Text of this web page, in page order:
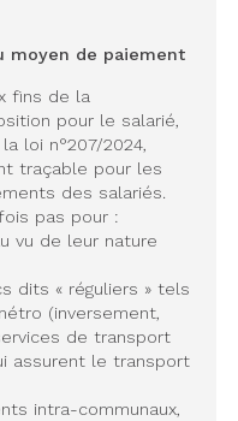
moyen de paiement
fins de la
pour le salarié,
loi n°207/2024,
traçable pour les
des salariés.
pas pour :
vu de leur nature
dits « réguliers » tels
(inversement,
de transport
assurent le transport
intra-communaux,